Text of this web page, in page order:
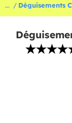
... Déguisements